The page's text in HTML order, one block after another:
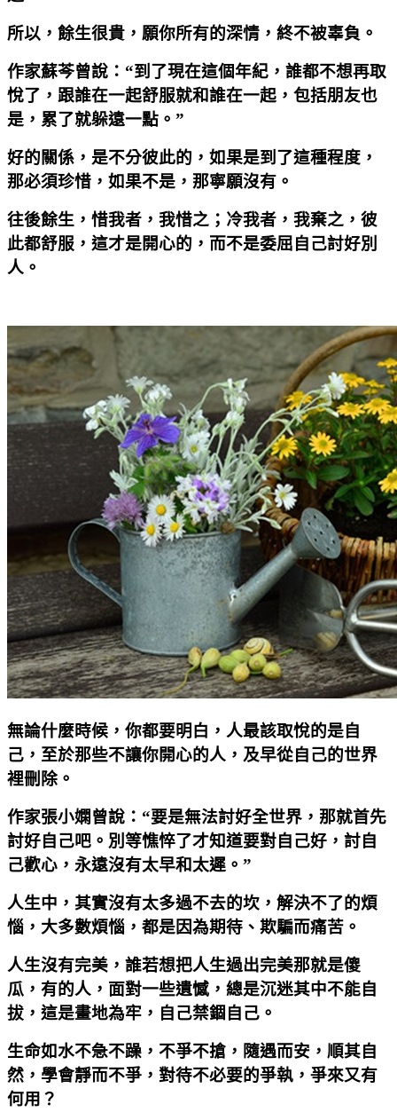
所以，餘生很貴，願你所有的深情，終不被辜負。
作家蘇芩曾說：“到了現在這個年紀，誰都不想再取
悅了，跟誰在一起舒服就和誰在一起，包括朋友也
是，累了就躲遠一點。”
好的關係，是不分彼此的，如果是到了這種程度，
那必須珍惜，如果不是，那寧願沒有。
往後餘生，惜我者，我惜之；冷我者，我棄之，彼
此都舒服，這才是開心的，而不是委屈自己討好別
人。
無論什麼時候，你都要明白，人最該取悅的是自
己，至於那些不讓你開心的人，及早從自己的世界
裡刪除。
作家張小嫻曾說：“要是無法討好全世界，那就首先
討好自己吧。別等憔悴了才知道要對自己好，討自
己歡心，永遠沒有太早和太遲。”
人生中，其實沒有太多過不去的坎，解決不了的煩
惱，大多數煩惱，都是因為期待、欺騙而痛苦。
人生沒有完美，誰若想把人生過出完美那就是傻
瓜，有的人，面對一些遺憾，總是沉迷其中不能自
拔，這是畫地為牢，自己禁錮自己。
生命如水不急不躁，不爭不搶，隨遇而安，順其自
然，學會靜而不爭，對待不必要的爭執，爭來又有
何用？